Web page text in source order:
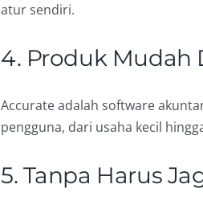
atur sendiri.
4. Produk Mudah
Accurate adalah software
pengguna, dari usaha kecil
5. Tanpa Harus